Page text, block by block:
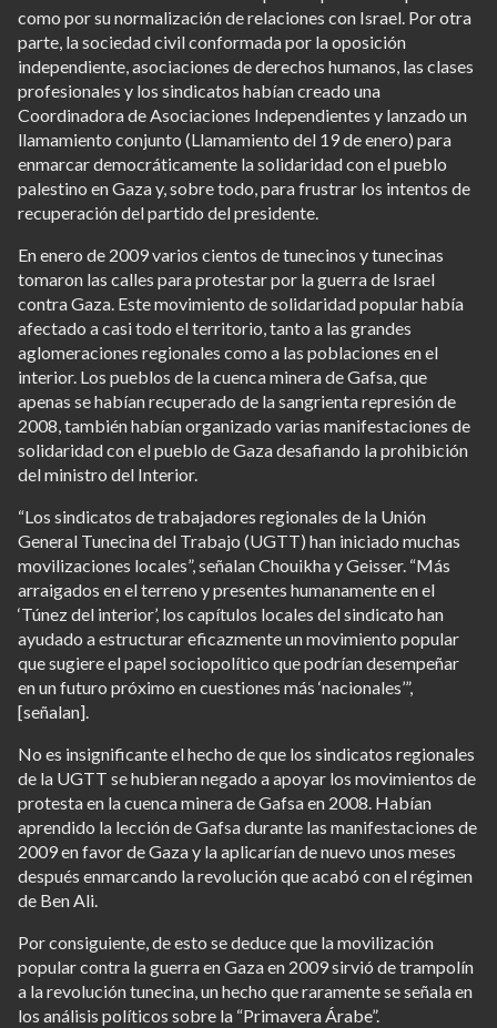
como por su normalización de relaciones con Israel. Por otra
parte, la sociedad civil conformada por la oposición
independiente, asociaciones de derechos humanos, las clases
profesionales y los sindicatos habían creado una
Coordinadora de Asociaciones Independientes y lanzado un
llamamiento conjunto (Llamamiento del 19 de enero) para
enmarcar democráticamente la solidaridad con el pueblo
palestino en Gaza y, sobre todo, para frustrar los intentos de
recuperación del partido del presidente.
En enero de 2009 varios cientos de tunecinos y tunecinas
tomaron las calles para protestar por la guerra de Israel
contra Gaza. Este movimiento de solidaridad popular había
afectado a casi todo el territorio, tanto a las grandes
aglomeraciones regionales como a las poblaciones en el
interior. Los pueblos de la cuenca minera de Gafsa, que
apenas se habían recuperado de la sangrienta represión de
2008, también habían organizado varias manifestaciones de
solidaridad con el pueblo de Gaza desafiando la prohibición
del ministro del Interior.
“Los sindicatos de trabajadores regionales de la Unión
General Tunecina del Trabajo (UGTT) han iniciado muchas
movilizaciones locales”, señalan Chouikha y Geisser. “Más
arraigados en el terreno y presentes humanamente en el
‘Túnez del interior’, los capítulos locales del sindicato han
ayudado a estructurar eficazmente un movimiento popular
que sugiere el papel sociopolítico que podrían desempeñar
en un futuro próximo en cuestiones más ‘nacionales’”,
[señalan].
No es insignificante el hecho de que los sindicatos regionales
de la UGTT se hubieran negado a apoyar los movimientos de
protesta en la cuenca minera de Gafsa en 2008. Habían
aprendido la lección de Gafsa durante las manifestaciones de
2009 en favor de Gaza y la aplicarían de nuevo unos meses
después enmarcando la revolución que acabó con el régimen
de Ben Ali.
Por consiguiente, de esto se deduce que la movilización
popular contra la guerra en Gaza en 2009 sirvió de trampolín
a la revolución tunecina, un hecho que raramente se señala en
los análisis políticos sobre la “Primavera Árabe”.